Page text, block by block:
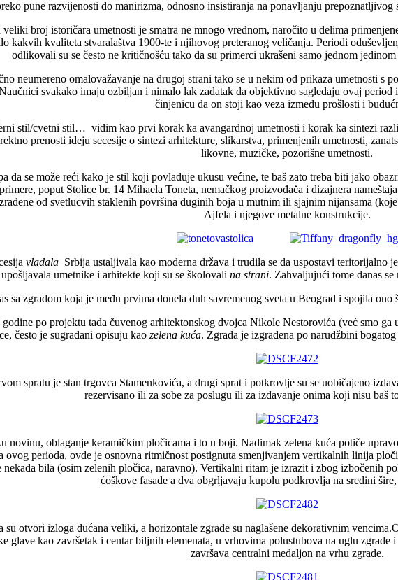
pune razvijenosti do manirizma, odnosno insistiranja na ponavljanju prepoznatljivog
veliki broj istoričara umetnosti je smatra ne mnogo vrednom, naročito u delima
kakvih kvaliteta stvaralaštva 1900-te i njihovog preteranog veličanja. Periodi
odlikovali su se često ne kritičnošću tako da su primerci ukrašeni samo jednom
neumereno omalovažavanje na drugoj strani tako se u nekim od prikaza umetnosti
svakako imaju ozbiljan i nimalo lak zadatak da objektivno sagledaju ovaj
činjenicu da on stoji kao veza između prošlosti i
stil/cvetni stil… vidim kao prvi korak ka avangardnoj umetnosti i korak ka sintezi
prenosti ideju secesije o sintezi arhitekture, slikarstva, primenjenih umetnosti,
likovne, muzičke, pozorišne umetnosti.
da se može reći kako je stil koji povlađuje ukusu većine, te baš zato treba biti jako
poput Stolice br. 14 Mihaela Toneta, nemačkog proizvođača i dizajnera
od svetlucvih staklenih površina duginih boja u mutnim ili sjajnim nijansama
Ajfela i njegove metalne konstrukcije.
vladala Srbija ustaljivala kao moderna država i trudila se da uspostavi teritorijalno
umetnike i arhitekte koji su se školovali na strani. Zahvaljujući tome danas
sa zgradom koja je među prvima donela duh savremenog sveta u Beograd i spojila
po projektu tada čuvenog arhitektonskog dvojca Nikole Nestorovića (već smo
često je sugrađani opisuju kao zelena kuća. Zgrada je izgrađena po narudžbini
spratu je stan trgovca Stamenkovića, a drugi sprat i potkrovlje su se uobičajeno
rezervisano ili za sobe za poslugu ili za izdavanje onima koji nisu baš
novinu, oblaganje keramičkim pločicama i to u boji. Nadimak zelena kuća potiče
ovog perioda, ovde je osnovna ritmičnost postignuta smenjivanjem vertikalnih linija
nekada bila (osim zelenih pločica, naravno). Vertikalni ritam je izrazit i zbog izbočenih
ćoškove fasade a dva obgrljavaju kupolu podkrovlja na sredini
su otvori izloga dućana veliki, a horizontale zgrade su naglašene dekorativnim
glave kao završetak i centar biljnih elemenata, u vrhovima polustubova na uglu
završava centralni medaljon na vrhu zgrade.